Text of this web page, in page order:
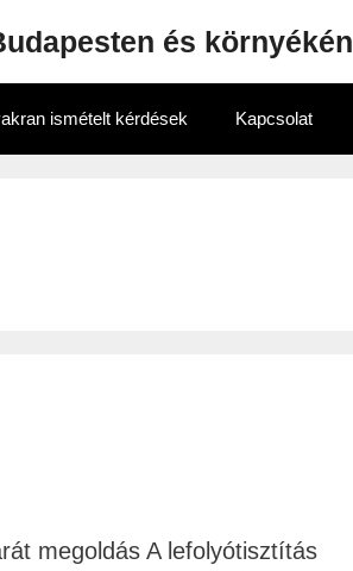
és környékén
ismételt kérdések Kapcsolat
megoldás A lefolyótisztítás